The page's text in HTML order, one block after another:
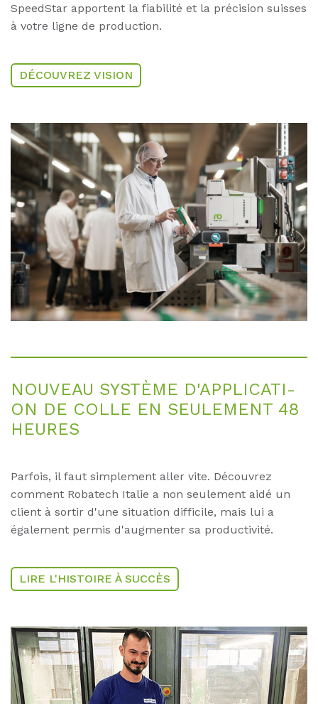
SpeedStar apportent la fiabilité et la précision suisses
à votre ligne de production.
DÉCOUVREZ VISION
NOU­VEAU SYSTÈME D'­AP­P­LI­CA­TI­
ON DE COL­LE EN SEU­LE­MENT 48
HEU­RES
Parfois, il faut simplement aller vite. Découvrez
comment Robatech Italie a non seulement aidé un
client à sortir d'une situation difficile, mais lui a
également permis d'augmenter sa productivité.
LIRE L'HISTOIRE À SUCCÈS